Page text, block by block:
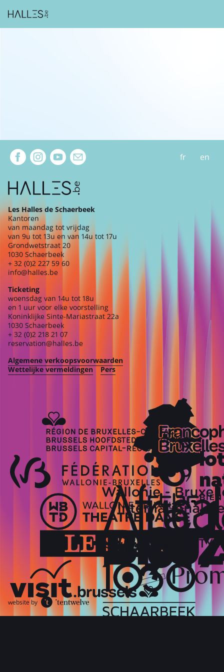
Extra navigation fr en
Les Halles de Schaerbeek
Kantoren
van maandag tot vrijdag
van 9u tot 13u en van 14u tot 17u
Grondwetstraat 20
1030 Schaerbeek
+ 32 (0)2 227 59 60
info@halles.be
Ticketing
woensdag van 14u tot 18u
en 1 uur voor elke voorstelling
Koninklijke Sinte-Mariastraat 22a
1030 Schaerbeek
+ 32 (0)2 218 21 07
reservation@halles.be
Algemene verkoopsvoorwaarden
Wettelijke vermeldingen
Pers
website by